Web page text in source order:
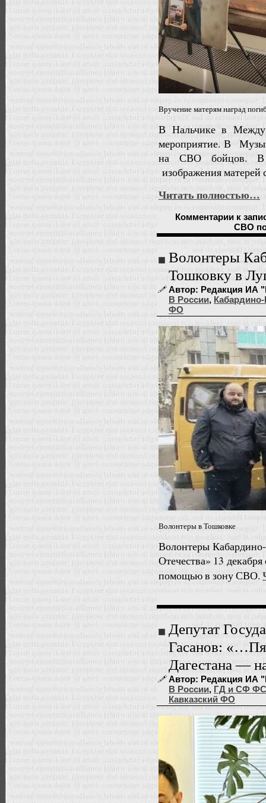
Вручение матерям наград
В Нальчике в
мероприятие. В
на СВО бойцов. В
изображения матерей
Читать полностью…
Комментарии к
СВО
Волонтеры
Тошковку в
Автор: Редакция ИА
В России,
ФО
Волонтеры в Тошковке
Волонтеры
Отечества» 13
помощью в зону СВО.
Депутат
Гасанов:
Дагестана —
Автор: Редакция ИА
В России, ГД и СФ
Кавказский ФО